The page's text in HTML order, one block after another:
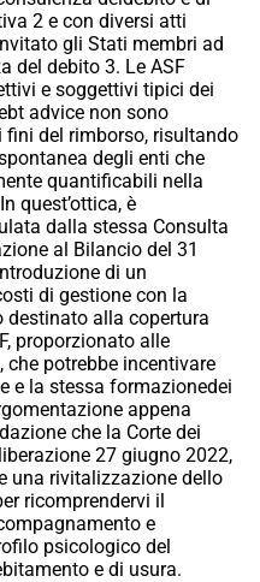
2 e con diversi atti
gli Stati membri ad
del debito 3. Le ASF
e soggettivi tipici dei
advice non sono
del rimborso, risultando
degli enti che
quantificabili nella
quest’ottica, è
dalla stessa Consulta
al Bilancio del 31
di un
di gestione con la
destinato alla copertura
proporzionato alle
potrebbe incentivare
e la stessa formazionedei
appena
che la Corte dei
27 giugno 2022,
una rivitalizzazione dello
ricomprendervi il
e
psicologico del
e di usura.